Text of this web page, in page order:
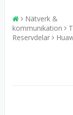
Nätverk &
kommunikation
Reservdelar